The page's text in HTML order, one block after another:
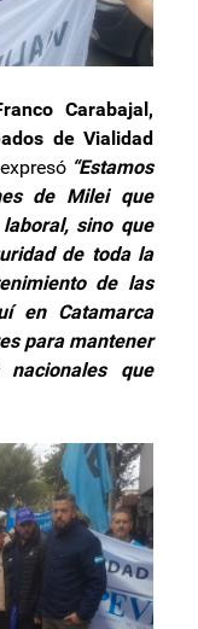
Carabajal,
de Vialidad
expresó “Estamos
de Milei que
sino que
de toda la
de las
en Catamarca
para mantener
que